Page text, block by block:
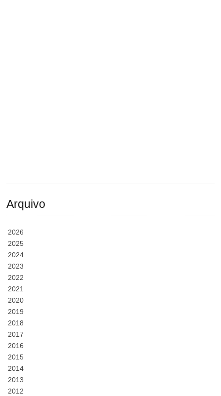
Arquivo
2026
2025
2024
2023
2022
2021
2020
2019
2018
2017
2016
2015
2014
2013
2012